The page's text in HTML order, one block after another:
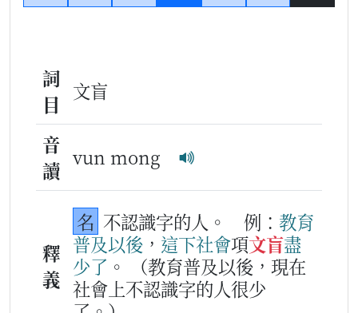
詞
目
文盲
音
讀
vun mong
釋
義
名 不認識字的人。 例： 教育
普及以後 ， 這下社會項文盲盡
少了 。
（教育普及以後，現在
社會上不認識字的人很少